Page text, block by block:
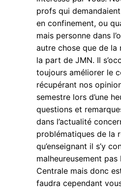
profs qui
en confinement, ou
mais personne dans
autre chose que de
la part de JMN. Il
toujours améliorer le
récupérant nos
semestre lors d’une
questions et
dans l’actualité
problématiques de la
qu’enseignant il s’y
malheureusement
Centrale mais donc
faudra cependant